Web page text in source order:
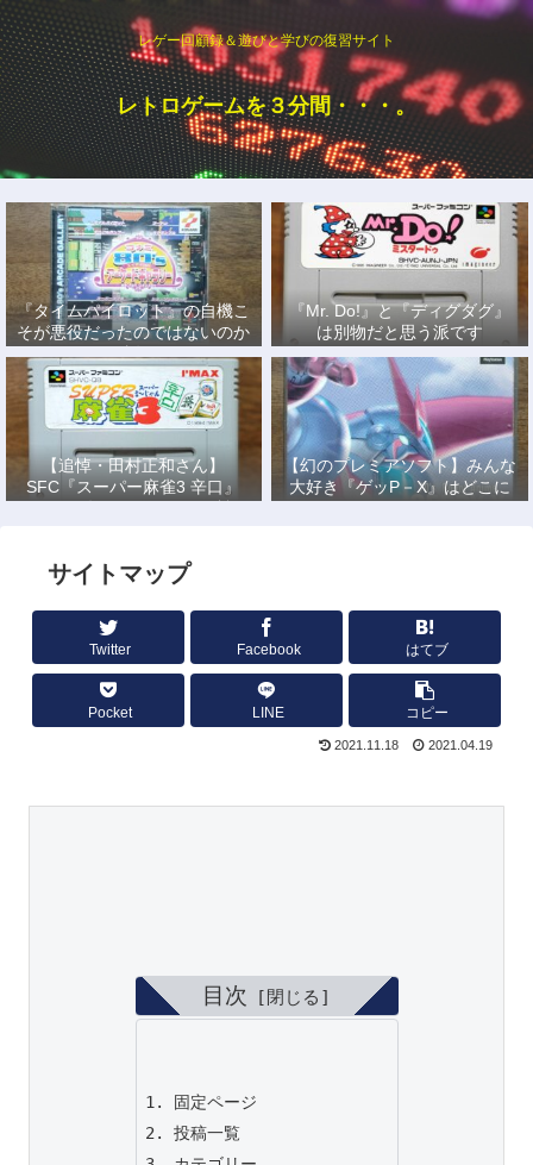
レゲー回顧録＆遊びと学びの復習サイト
レトロゲームを３分間・・・。
『タイムパイロット』の自機こ
そが悪役だったのではないのか
説
『Mr. Do!』と『ディグダグ』
は別物だと思う派です
【追悼・田村正和さん】
SFC『スーパー麻雀3 辛口』
で、あの名優になりきって戦っ
【幻のプレミアソフト】みんな
大好き『ゲッP－X』はどこに
もない！
サイトマップ
Twitter Facebook はてブ
Pocket LINE コピー
2021.11.18 2021.04.19
目次
固定ページ
投稿一覧